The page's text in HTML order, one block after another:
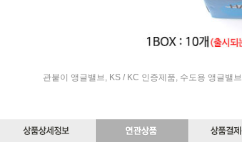
관붙이 앵글밸브, KS / KC 인증제품, 수도용 앵글밸브